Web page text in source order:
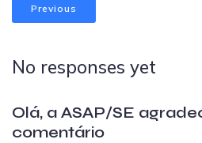
Previous
No responses yet
Olá, a ASAP/SE
comentário